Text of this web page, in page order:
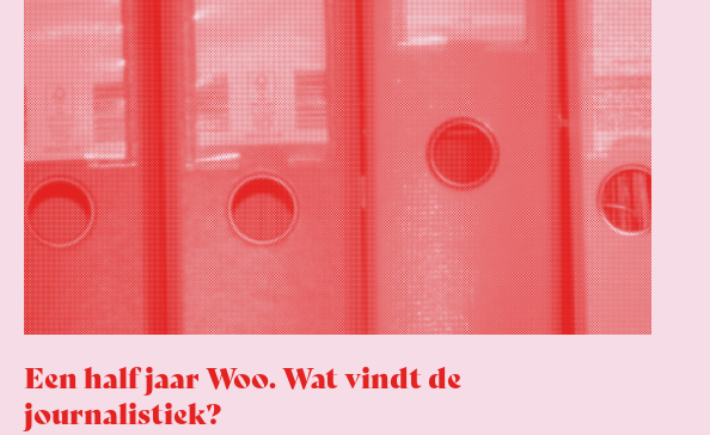
Een half jaar Woo. Wat vindt de
journalistiek?